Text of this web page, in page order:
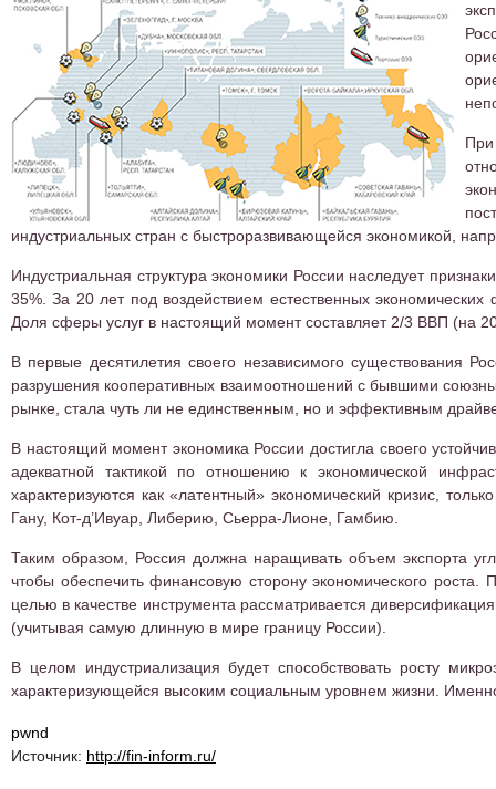
индустриальных стран с быстроразвивающейся экономикой,
Индустриальная структура экономики России наследует
35%. За 20 лет под воздействием естественных
Доля сферы услуг в настоящий момент составляет 2/3 ВВП (на
В первые десятилетия своего независимого существования
разрушения кооперативных взаимоотношений с бывшими
рынке, стала чуть ли не единственным, но и эффективным
В настоящий момент экономика России достигла своего
адекватной тактикой по отношению к экономической
характеризуются как «латентный» экономический кризис,
Гану, Кот-д’Ивуар, Либерию, Сьерра-Лионе, Гамбию.
Таким образом, Россия должна наращивать объем экспорта
чтобы обеспечить финансовую сторону экономического
целью в качестве инструмента рассматривается
(учитывая самую длинную в мире границу России).
В целом индустриализация будет способствовать росту
характеризующейся высоким социальным уровнем жизни.
pwnd
Источник: http://fin-inform.ru/